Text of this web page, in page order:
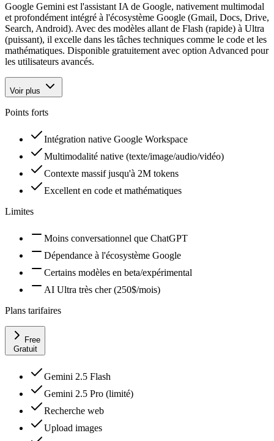
Google Gemini est l'assistant IA de Google, nativement multimodal
et profondément intégré à l'écosystème Google (Gmail, Docs, Drive,
Search, Android). Avec des modèles allant de Flash (rapide) à Ultra
(puissant), il excelle dans les tâches techniques comme le code et les
mathématiques. Disponible gratuitement avec option Advanced pour
les utilisateurs avancés.
Voir plus
Points forts
Intégration native Google Workspace
Multimodalité native (texte/image/audio/vidéo)
Contexte massif jusqu'à 2M tokens
Excellent en code et mathématiques
Limites
Moins conversationnel que ChatGPT
Dépendance à l'écosystème Google
Certains modèles en beta/expérimental
AI Ultra très cher (250$/mois)
Plans tarifaires
Free
Gratuit
Gemini 2.5 Flash
Gemini 2.5 Pro (limité)
Recherche web
Upload images